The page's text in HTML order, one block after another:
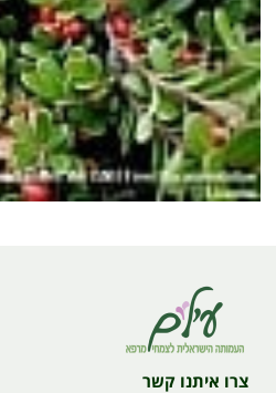
צרו איתנו קשר